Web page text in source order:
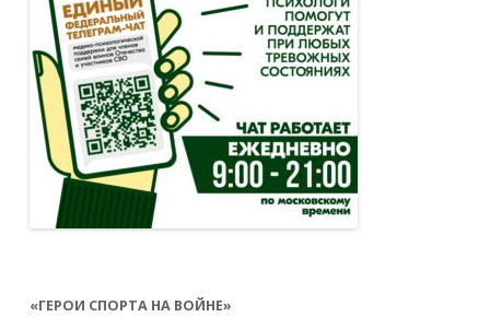
«ГЕРОИ СПОРТА НА ВОЙНЕ»